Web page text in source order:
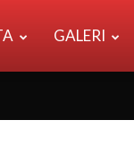
GALERI